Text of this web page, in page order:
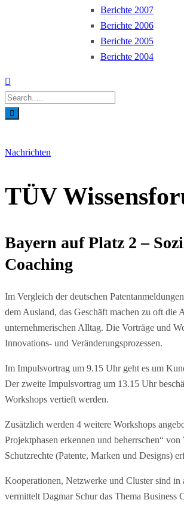
Berichte 2007
Berichte 2006
Berichte 2005
Berichte 2004
Nachrichten
TÜV
Bayern auf Platz 2 –
Coaching
Im Vergleich der deutschen
dem Ausland, das Geschäft machen zu oft
unternehmerischen Alltag. Die Vorträge und
Innovations- und Veränderungsprozessen.
Im Impulsvortrag um 9.15 Uhr geht es um
Der zweite Impulsvortrag um 13.15 Uhr
Workshops vertieft werden.
Zusätzlich werden 4 weitere Workshops
Projektphasen erkennen und beherrschen“
Schutzrechte (Patente, Marken und Designs)
Kooperationen, Netzwerke und Cluster sind in
vermittelt Dagmar Schur das Thema Business